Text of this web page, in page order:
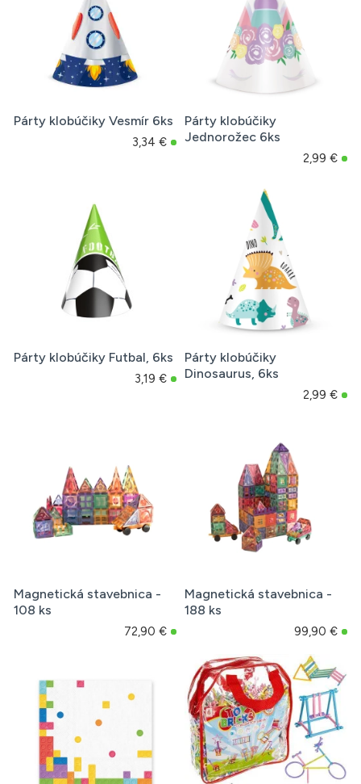
Párty klobúčiky Vesmír 6ks
3,34 €
Párty klobúčiky
Jednorožec 6ks
2,99 €
Párty klobúčiky Futbal, 6ks
3,19 €
Párty klobúčiky
Dinosaurus, 6ks
2,99 €
Magnetická stavebnica -
108 ks
72,90 €
Magnetická stavebnica -
188 ks
99,90 €